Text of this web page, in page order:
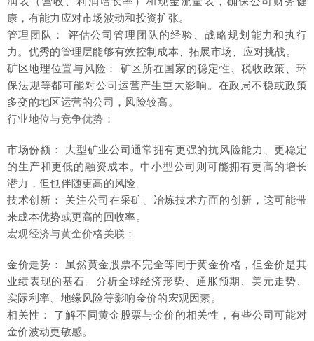
康，有能力应对市场波动和投资扩张。
管理团队： 评估公司管理团队的经验、战略规划能力和执行
力。优秀的管理层能够有效控制成本、拓展市场、应对挑战。
矿区地理位置与风险： 矿区所在国家的稳定性、税收政策、环
保法规等都可能对公司运营产生重大影响。在政局不稳或政策
多变的地区运营的公司，风险较高。
行业地位与竞争优势：
市场份额： 大型矿业公司通常拥有更强的抗风险能力、更稳定
的生产和更低的融资成本。中小型公司则可能拥有更高的增长
潜力，但也伴随更高的风险。
技术创新： 关注公司在采矿、冶炼技术方面的创新，这可能带
来成本优势或更高的回收率。
宏观经济与黄金价格关联：
金价走势： 虽然黄金股票不完全等同于黄金价格，但金价是其
业绩表现的基石。分析全球经济形势、通胀预期、美元走势、
实际利率、地缘风险等影响金价的宏观因素。
相关性： 了解不同黄金股票与金价的相关性，有些公司可能对
金价波动更敏感。